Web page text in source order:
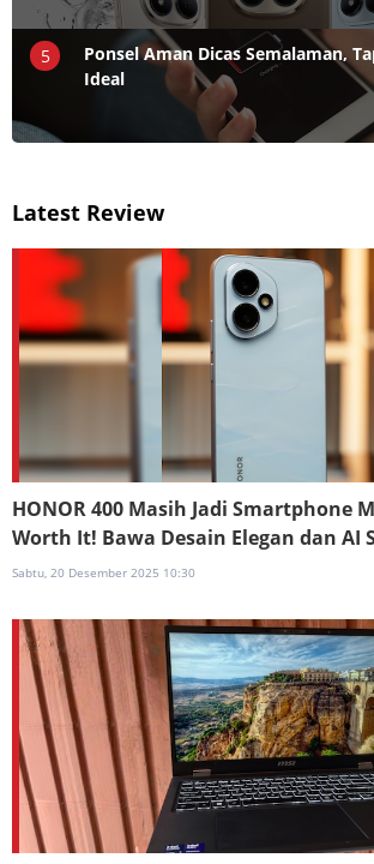
5
Ponsel Aman Dicas Semalaman,
Ideal
Latest Review
HONOR 400 Masih Jadi Smartphone
Worth It! Bawa Desain Elegan dan AI
Sabtu, 20 Desember 2025 10:30